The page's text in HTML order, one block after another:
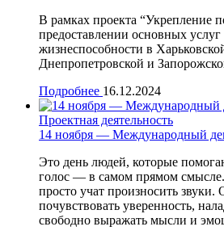
В рамках проекта “Укрепление
предоставлении основных
жизнеспособности в
Днепропетровской и
Подробнее 16.12.2024
Проектная деятельность
14 ноября — Международный
Это день людей, которые
голос — в самом прямом
просто учат произносить
почувствовать уверенность,
свободно выражать мысли и